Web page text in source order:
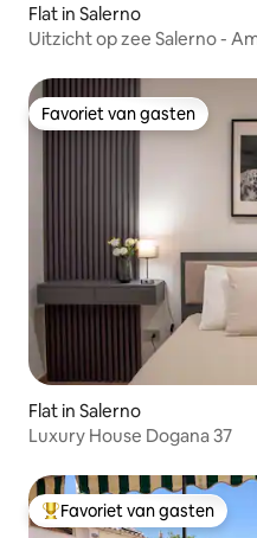
Flat in Salerno
Uitzicht op zee Salerno -
Favoriet van gasten
Favoriet van gasten
Flat in Salerno
Luxury House Dogana 37
Topfavoriet van gasten
Favoriet van gasten